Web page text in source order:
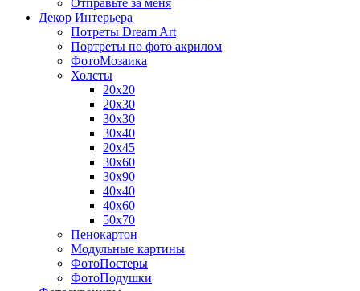
Декор Интерьера
Потреты Dream Art
Портреты по фото акрилом
ФотоМозаика
Холсты
20х20
20х30
30х30
30х40
20х45
30х60
30х90
40х40
40х60
50х70
Пенокартон
Модульные картины
ФотоПостеры
ФотоПодушки